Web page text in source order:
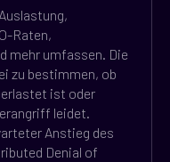
Raten,
mehr umfassen. Die
zu bestimmen, ob
ist oder
leidet.
Anstieg des
Denial of